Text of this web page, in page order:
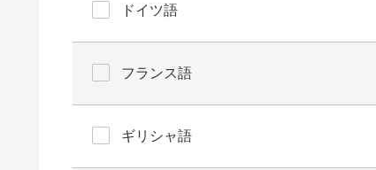
ドイツ語
フランス語
ギリシャ語